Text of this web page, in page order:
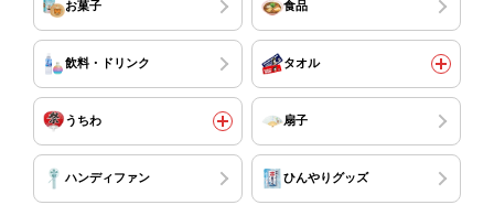
お菓子 食品
飲料・ドリンク タオル
うちわ 扇子
ハンディファン ひんやりグッズ